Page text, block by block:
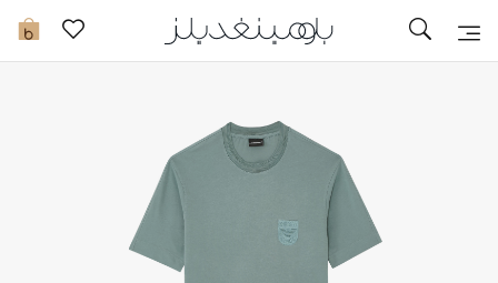
0 توصيل سريع